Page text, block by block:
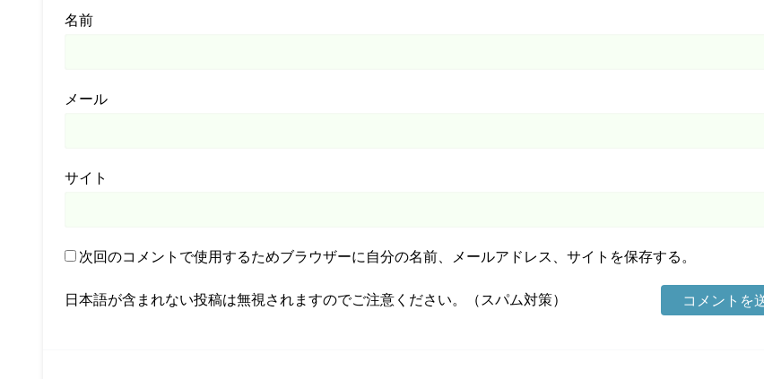
名前
メール
サイト
次回のコメントで使用するためブラウザーに自分の名前、メールアドレス、サイトを保存する。
日本語が含まれない投稿は無視されますのでご注意ください。（スパム対策）